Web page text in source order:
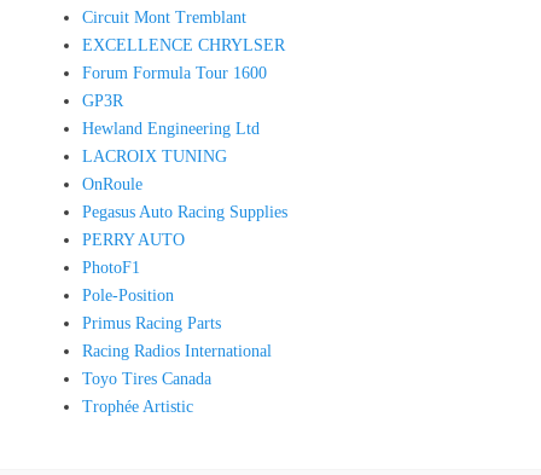
Circuit Mont Tremblant
EXCELLENCE CHRYLSER
Forum Formula Tour 1600
GP3R
Hewland Engineering Ltd
LACROIX TUNING
OnRoule
Pegasus Auto Racing Supplies
PERRY AUTO
PhotoF1
Pole-Position
Primus Racing Parts
Racing Radios International
Toyo Tires Canada
Trophée Artistic